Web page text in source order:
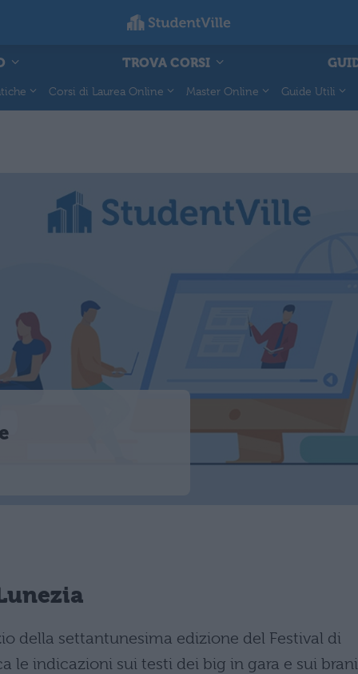
TROVA CORSI
Corsi di Laurea Online Master Online Guide Utili
della settantunesima edizione del Festival di
le indicazioni sui testi dei big in gara e sui brani